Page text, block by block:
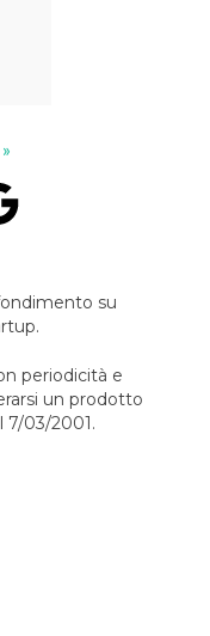
su
periodicità e
un prodotto
7/03/2001.